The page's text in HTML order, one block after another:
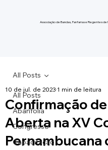
Associação de Bandas, Fanfarras e Regentes de
All Posts
Abanfolia
Congresso
Capacitação
All Posts
Confirmação
Aberta na XV
Pernambucana
10 de jul. de 20231 min de leitura